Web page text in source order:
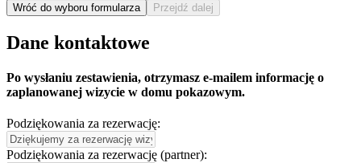
Wróć do wyboru formularza Przejdź dalej
Dane kontaktowe
Po wysłaniu zestawienia, otrzymasz e-mailem informację o
zaplanowanej wizycie w domu pokazowym.
Podziękowania za rezerwację:
Podziękowania za rezerwację (partner):